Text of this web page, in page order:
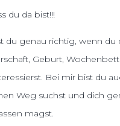
du da bist!!!
du genau richtig, wenn du
Geburt,
Bei mir bist du
Weg suchst und dich
magst.